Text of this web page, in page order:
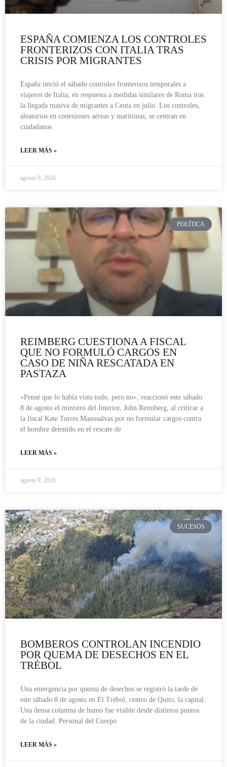
ESPAÑA COMIENZA LOS CONTROLES
FRONTERIZOS CON ITALIA TRAS
CRISIS POR MIGRANTES
España inició el sábado controles fronterizos temporales a
viajeros de Italia, en respuesta a medidas similares de Roma tras
la llegada masiva de migrantes a Ceuta en julio. Los controles,
aleatorios en conexiones aéreas y marítimas, se centran en
ciudadanos
LEER MÁS »
agosto 9, 2026
POLÍTICA
REIMBERG CUESTIONA A FISCAL
QUE NO FORMULÓ CARGOS EN
CASO DE NIÑA RESCATADA EN
PASTAZA
«Pensé que lo había visto todo, pero no», reaccionó este sábado
8 de agosto el ministro del Interior, John Reimberg, al criticar a
la fiscal Kate Torres Manosalvas por no formular cargos contra
el hombre detenido en el rescate de
LEER MÁS »
agosto 9, 2026
SUCESOS
BOMBEROS CONTROLAN INCENDIO
POR QUEMA DE DESECHOS EN EL
TRÉBOL
Una emergencia por quema de desechos se registró la tarde de
este sábado 8 de agosto en El Trébol, centro de Quito, la capital.
Una densa columna de humo fue visible desde distintos puntos
de la ciudad. Personal del Cuerpo
LEER MÁS »